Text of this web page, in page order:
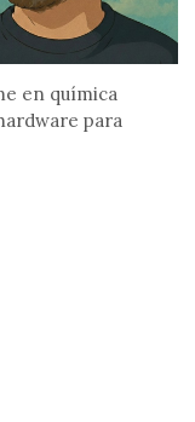
en química
para